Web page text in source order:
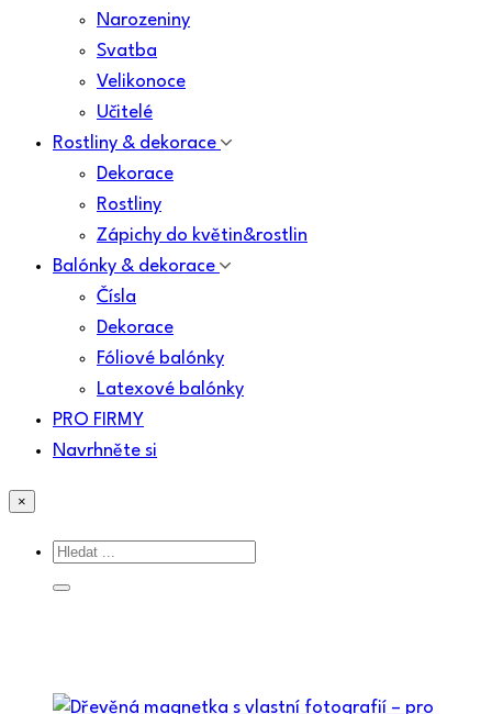
Narozeniny
Svatba
Velikonoce
Učitelé
Rostliny & dekorace
Dekorace
Rostliny
Zápichy do květin&rostlin
Balónky & dekorace
Čísla
Dekorace
Fóliové balónky
Latexové balónky
PRO FIRMY
Navrhněte si
×